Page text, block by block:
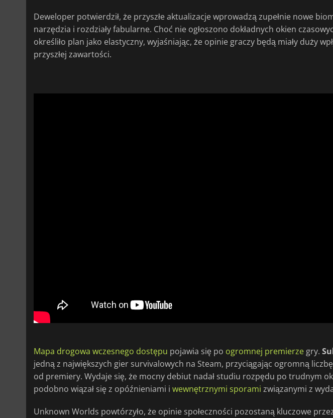
Deweloper potwierdził, że przyszłe aktualizacje wprowadzą zupełnie nowe
narzędzia i rozdziały fabularne. Choć nie ogłoszono dokładnych okien
określiło plan jako elastyczny, wyjaśniając, że opinie graczy będą miały duży
przyszłej zawartości.
Mapa drogowa wczesnego dostępu pojawia się po ogromnej premierze gry.
jedną z największych gier survivalowych na Steam, przyciągając ogromną
od premiery. Wydaje się, że mocny debiut nadał studiu rozpędu po trudnym
podobno wiązał się z opóźnieniami i wewnętrznymi sporami związanymi z
Unknown Worlds powtórzyło, że opinie społeczności pozostaną kluczowe